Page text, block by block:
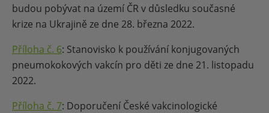
budou pobývat na území ČR v důsledku současné
krize na Ukrajině ze dne 28. března 2022.
Příloha č. 6: Stanovisko k používání konjugovaných
pneumokokových vakcín pro děti ze dne 21. listopadu
2022.
Příloha č. 7: Doporučení České vakcinologické